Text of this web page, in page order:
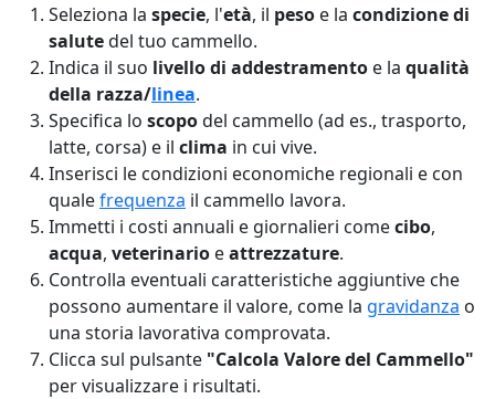
Seleziona la specie, l'età, il peso e la condizione di
salutedel tuo cammello.
Indica il suo livello di addestramento e la qualità
della razza/linea.
Specifica lo scopodel cammello (ad es., trasporto,
latte, corsa) e il clima in cui vive.
Inserisci le condizioni economiche regionali e con
qualefrequenza il cammello lavora.
Immetti i costi annuali e giornalieri comecibo,
acqua, veterinario eattrezzature.
Controlla eventuali caratteristiche aggiuntive che
possono aumentare il valore, come la gravidanza o
una storia lavorativa comprovata.
Clicca sul pulsante "Calcola Valore del Cammello"
per visualizzare i risultati.